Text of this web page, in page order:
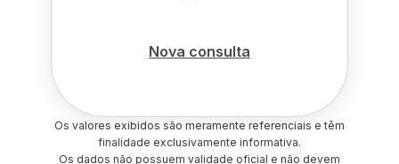
Nova consulta
Os valores exibidos são meramente referenciais e têm
finalidade exclusivamente informativa.
Os dados não possuem validade oficial e não devem